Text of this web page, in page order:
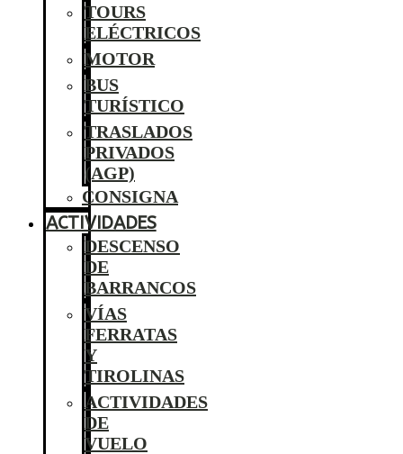
TOURS
ELÉCTRICOS
MOTOR
BUS
TURÍSTICO
TRASLADOS
PRIVADOS
(AGP)
CONSIGNA
ACTIVIDADES
DESCENSO
DE
BARRANCOS
VÍAS
FERRATAS
Y
TIROLINAS
ACTIVIDADES
DE
VUELO